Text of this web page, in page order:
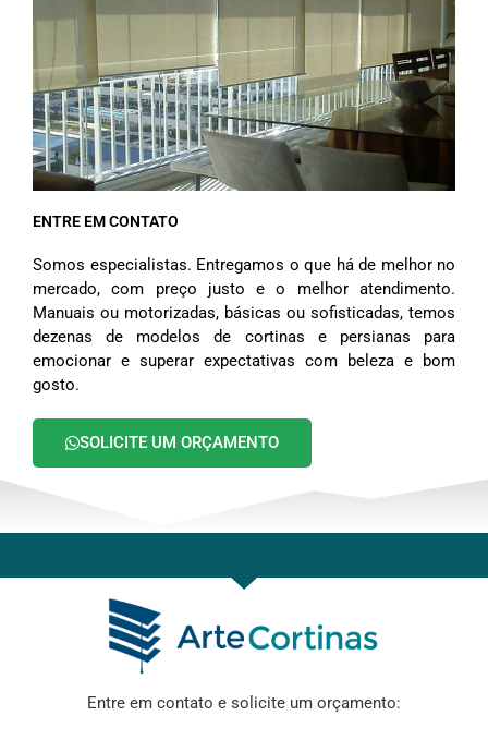
ENTRE EM CONTATO
Somos especialistas. Entregamos o que há de melhor no
mercado, com preço justo e o melhor atendimento.
Manuais ou motorizadas, básicas ou sofisticadas, temos
dezenas de modelos de cortinas e persianas para
emocionar e superar expectativas com beleza e bom
gosto.
SOLICITE UM ORÇAMENTO
Entre em contato e solicite um orçamento: